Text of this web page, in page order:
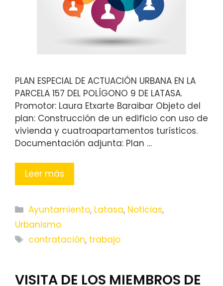
PLAN ESPECIAL DE ACTUACIÓN URBANA EN LA
PARCELA 157 DEL POLÍGONO 9 DE LATASA.
Promotor: Laura Etxarte Baraibar Objeto del
plan: Construcción de un edificio con uso de
vivienda y cuatroapartamentos turísticos.
Documentación adjunta: Plan …
Leer más
Categorías
Ayuntamiento, Latasa, Noticias,
Urbanismo
Etiquetas
contratación, trabajo
VISITA DE LOS MIEMBROS DE